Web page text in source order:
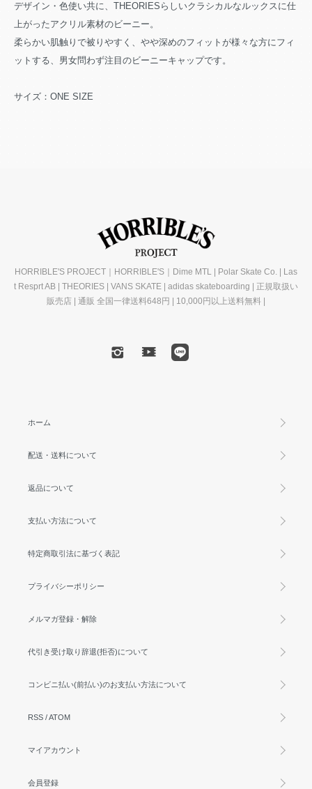
デザイン・色使い共に、THEORIESらしいクラシカルなルックスに仕
上がったアクリル素材のビーニー。
柔らかい肌触りで被りやすく、やや深めのフィットが様々な方にフィ
ットする、男女問わず注目のビーニーキャップです。
サイズ：ONE SIZE
HORRIBLE'S PROJECT｜HORRIBLE'S｜Dime MTL | Polar Skate Co. | Las
t Resprt AB | THEORIES | VANS SKATE | adidas skateboarding | 正規取扱い
販売店 | 通販 全国一律送料648円 | 10,000円以上送料無料 |
ホーム
配送・送料について
返品について
支払い方法について
特定商取引法に基づく表記
プライバシーポリシー
メルマガ登録・解除
代引き受け取り辞退(拒否)について
コンビニ払い(前払い)のお支払い方法について
RSS /ATOM
マイアカウント
会員登録